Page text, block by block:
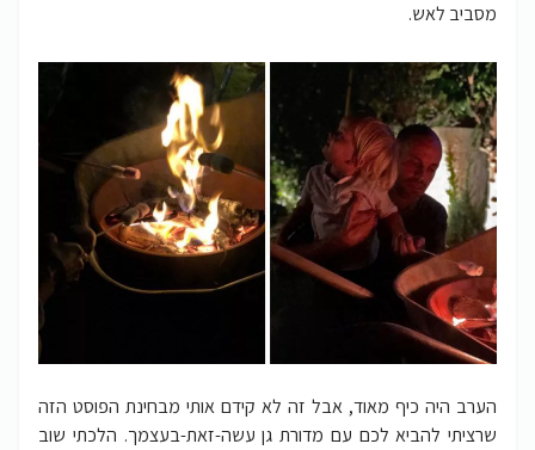
מסביב לאש.
הערב היה כיף מאוד, אבל זה לא קידם אותי מבחינת הפוסט הזה
שרציתי להביא לכם עם מדורת גן עשה-זאת-בעצמך. הלכתי שוב